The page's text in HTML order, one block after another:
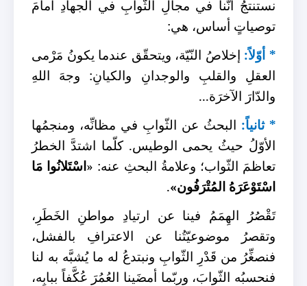
نستنتجُ أنّنا في مجالِ الثّوابِ في الجهادِ أمامَ
توصياتٍ أساس، هي:
* أوّلاً: إخلاصُ النّيّة، ويتحقّق عندما يكونُ مَرْمى
العقلِ والقلبِ والوجدانِ والكيانِ: وجهَ اللهِ
والدّارَ الآخرَة...
* ثانياً: البحثُ عن الثّوابِ في مظانِّه، ومنجمُها
الأوّلُ حيثُ يحمى الوطيس. كلّما اشتدَّ الخطرُ
تعاظمَ الثّواب؛ وعلامةُ البحثِ عنه: «اسْتَلانُوا مَا
اسْتَوْعَرَهُ المُتْرَفُون».
تَقْصُرُ الهِمَمُ فينا عن ارتيادِ مواطنِ الخَطَرِ،
وتقصرُ موضوعيّتُنا عن الاعترافِ بالفشل،
فنصغِّرُ من قَدْرِ الثّوابِ ونبتدعُ له ما يُشبَّه به لنا
فنحسبُه الثّوابَ، وربّما أمضَينا العُمُرَ عُكَّفاً ببابِه،